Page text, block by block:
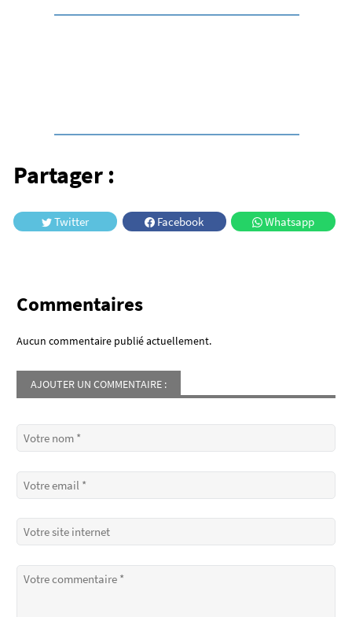
Partager :
Twitter Facebook Whatsapp
Commentaires
Aucun commentaire publié actuellement.
AJOUTER UN COMMENTAIRE :